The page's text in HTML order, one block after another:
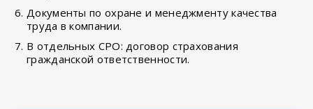
Документы по охране и менеджменту качества
труда в компании.
В отдельных СРО: договор страхования
гражданской ответственности.